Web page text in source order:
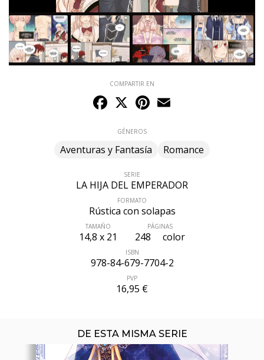
COMPARTIR EN
Facebook
X Pinterest
GÉNEROS
Aventuras y Fantasía Romance
SERIE
LA HIJA DEL EMPERADOR
FORMATO
Rústica con solapas
TAMAÑO
14,8 x 21
PÁGINAS
248 color
ISBN
978-84-679-7704-2
PVP
16,95 €
DE ESTA MISMA SERIE
ÚLTIMO NÚMERO PUBLICADO